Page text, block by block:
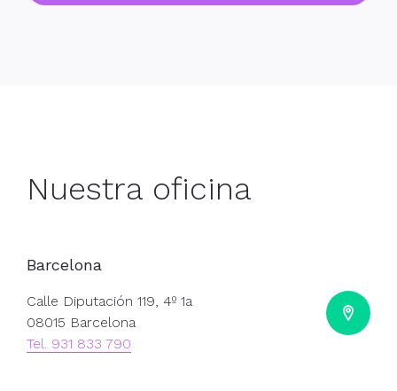
Nuestra oficina
Barcelona
Calle Diputación 119, 4º 1a
08015 Barcelona
Tel. 931 833 790